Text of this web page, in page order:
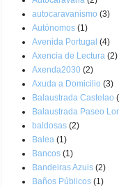
autocaravanismo (3)
Autónomos (1)
Avenida Portugal (4)
Axencia de Lectura (2)
Axenda2030 (2)
Axuda a Domicilio (3)
Balaustrada Castelao
Balaustrada Paseo
baldosas (2)
Balea (1)
Bancos (1)
Bandeiras Azuis (2)
Baños Públicos (1)